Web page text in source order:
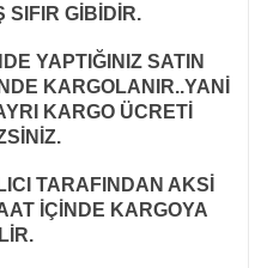
SIFIR GİBİDİR.
YAPTIĞINIZ SATIN
KARGOLANIR..YANİ
KARGO ÜCRETİ
TARAFINDAN AKSİ
İÇİNDE KARGOYA
.